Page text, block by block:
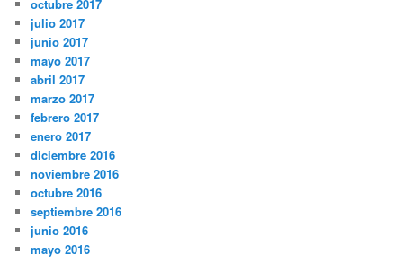
octubre 2017
julio 2017
junio 2017
mayo 2017
abril 2017
marzo 2017
febrero 2017
enero 2017
diciembre 2016
noviembre 2016
octubre 2016
septiembre 2016
junio 2016
mayo 2016